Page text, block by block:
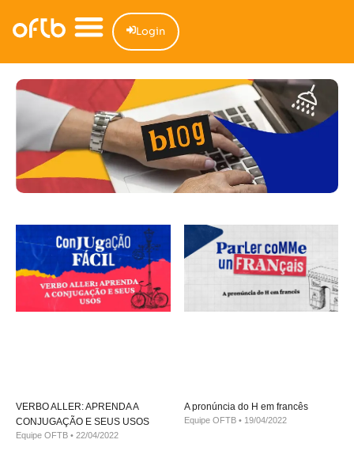
Login
VERBO ALLER: APRENDA A
CONJUGAÇÃO E SEUS USOS
Equipe OFTB 22/04/2022
A pronúncia do H em francês
Equipe OFTB 19/04/2022